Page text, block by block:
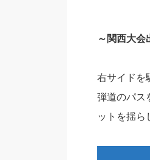
～関西大会
右サイドを
弾道のパス
ットを揺ら